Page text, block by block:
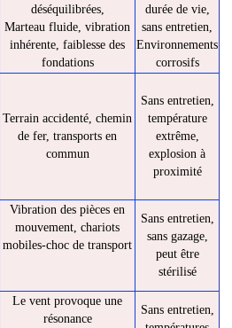
déséquilibrées,
Marteau fluide, vibration
inhérente, faiblesse des
fondations
durée de vie,
sans entretien,
Environnements
corrosifs
Terrain accidenté, chemin
de fer, transports en
commun
Sans entretien,
température
extrême,
explosion à
proximité
Vibration des pièces en
mouvement, chariots
mobiles-choc de transport
Sans entretien,
sans gazage,
peut être
stérilisé
Le vent provoque une
résonance
Sans entretien,